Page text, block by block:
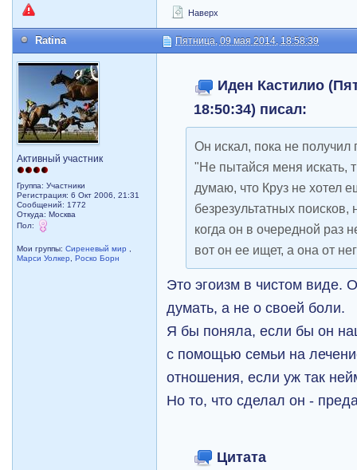
Наверх
Ratina Пятница, 09 мая 2014, 18:58:39
Активный участник
Группа: Участники
Регистрация: 6 Окт 2006, 21:31
Сообщений: 1772
Откуда: Москва
Пол:
Мои группы:Сиреневый мир
Марси Уолкер
,Роско Борн
Иден Кастилио
18:50:34) писал:
Он искал, пока не
"Не пытайся меня искать,
думаю, что Круз не хотел
безрезультатных
когда он в очередной раз
вот он ее ищет, а она от
Это эгоизм в чистом виде.
думать, а не о своей боли.
Я бы поняла, если бы он
с помощью семьи на
отношения, если уж так
Но то, что сделал он -
Цитата